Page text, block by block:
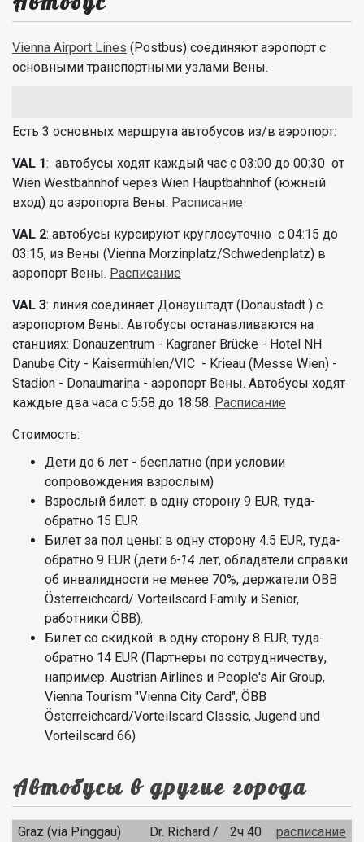
Vienna Airport Lines (Postbus) соединяют аэропорт с
основными транспортными узлами Вены.
Есть 3 основных маршрута автобусов из/в аэропорт:
VAL 1: автобусы ходят каждый час с 03:00 до 00:30 от
Wien Westbahnhof через Wien Hauptbahnhof (южный
вход) до аэропорта Вены. Расписание
VAL 2: автобусы курсируют круглосуточно с 04:15 до
03:15, из Вены (Vienna Morzinplatz/Schwedenplatz) в
аэропорт Вены. Расписание
VAL 3: линия соединяет Донауштадт (Donaustadt ) с
аэропортом Вены. Автобусы останавливаются на
станциях: Donauzentrum - Kagraner Brücke - Hotel NH
Danube City - Kaisermühlen/VIC - Krieau (Messe Wien) -
Stadion - Donaumarina - аэропорт Вены. Автобусы ходят
каждые два часа с 5:58 до 18:58. Расписание
Стоимость:
Дети до 6 лет - бесплатно (при условии
сопровождения взрослым)
Взрослый билет: в одну сторону 9 EUR, туда-
обратно 15 EUR
Билет за пол цены: в одну сторону 4.5 EUR, туда-
обратно 9 EUR (дети 6-14 лет, обладатели справки
об инвалидности не менее 70%, держатели ÖBB
Österreichcard/ Vorteilscard Family и Senior,
работники ÖBB).
Билет со скидкой: в одну сторону 8 EUR, туда-
обратно 14 EUR (Партнеры по сотрудничеству,
например. Austrian Airlines и People's Air Group,
Vienna Tourism "Vienna City Card", ÖBB
Österreichcard/Vorteilscard Classic, Jugend und
Vorteilscard 66)
Автобусы в другие города
Graz (via Pinggau)
Dr. Richard /
2ч 40
расписание